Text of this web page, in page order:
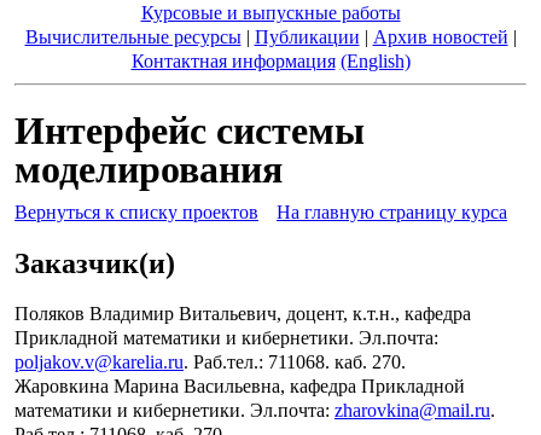
Курсовые и выпускные работы
Вычислительные ресурсы| Публикации | Архив новостей |
Контактная информация (English)
Интерфейс системы
моделирования
Вернуться к списку проектов На главную страницу курса
Заказчик(и)
Поляков Владимир Витальевич, доцент, к.т.н., кафедра
Прикладной математики и кибернетики. Эл.почта:
poljakov.v@karelia.ru. Раб.тел.: 711068. каб. 270.
Жаровкина Марина Васильевна, кафедра Прикладной
математики и кибернетики. Эл.почта: zharovkina@mail.ru.